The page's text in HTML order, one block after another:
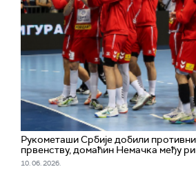
Рукометаши Србије добили
првенству, домаћин Немачка међу
10. 06. 2026.